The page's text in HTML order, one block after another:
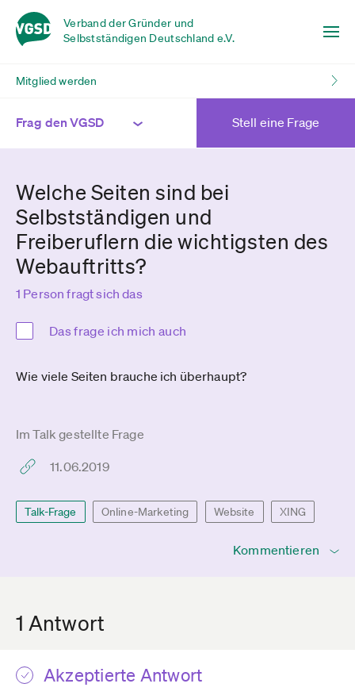
Verband der Gründer und
Selbstständigen Deutschland e.V.
Mitglied werden
Frag den VGSD Stell eine Frage
Welche Seiten sind bei
Selbstständigen und
Freiberuflern die wichtigsten des
Webauftritts?
1 Person fragt sich das
Das frage ich mich auch
Wie viele Seiten brauche ich überhaupt?
Im Talk gestellte Frage
11.06.2019
Talk-Frage Online-Marketing Website XING
Kommentieren
1 Antwort
Akzeptierte Antwort